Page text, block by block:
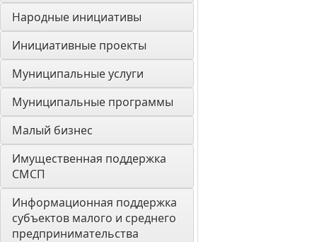
Народные инициативы
Инициативные проекты
Муниципальные услуги
Муниципальные программы
Малый бизнес
Имущественная поддержка
СМСП
Информационная поддержка
субъектов малого и среднего
предпринимательства